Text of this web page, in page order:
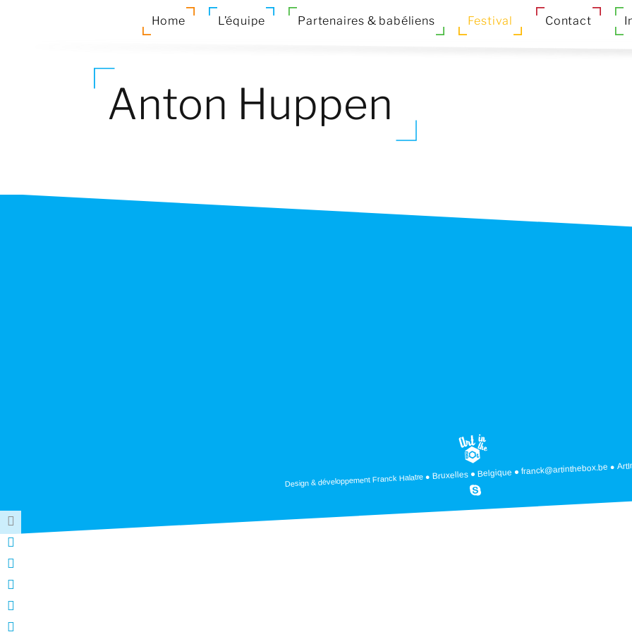
Home L’équipe Partenaires & babéliens Festival Contact
Anton Huppen
Design & développement Franck Halatre Bruxelles Belgique franck@artinthebox.be